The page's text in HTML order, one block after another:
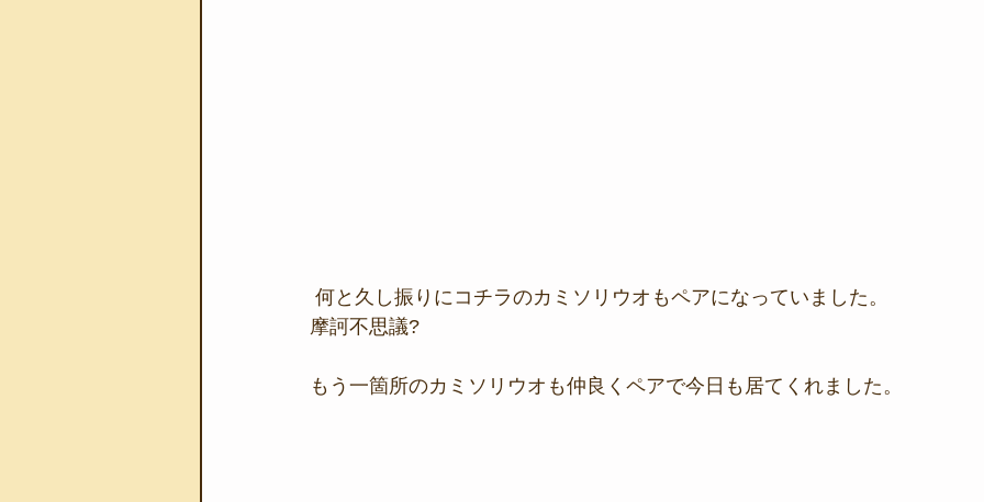
何と久し振りにコチラのカミソリウオもペアになっていました。
摩訶不思議?
もう一箇所のカミソリウオも仲良くペアで今日も居てくれました。